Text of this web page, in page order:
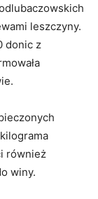
leszczyny.
donic z
również
winy.